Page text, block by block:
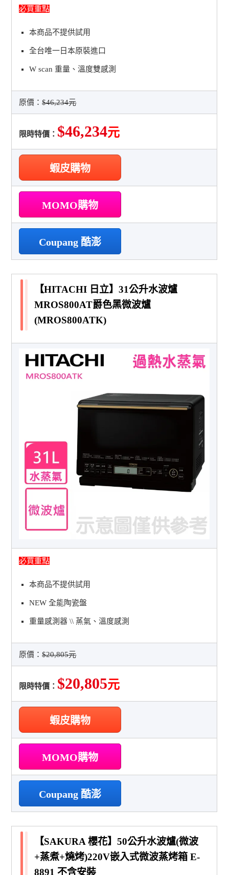
必買重點
本商品不提供試用
全台唯一日本原裝進口
W scan 重量、溫度雙感測
原價：$46,234元
限時特價： $46,234元
蝦皮購物
MOMO購物
Coupang 酷澎
【HITACHI 日立】31公升水波爐
MROS800AT爵色黑微波爐
(MROS800ATK)
必買重點
本商品不提供試用
NEW 全能陶瓷盤
重量感測器 \\ 蒸氣、溫度感測
原價：$20,805元
限時特價： $20,805元
蝦皮購物
MOMO購物
Coupang 酷澎
【SAKURA 櫻花】50公升水波爐(微波
+蒸煮+燒烤)220V嵌入式微波蒸烤箱 E-
8891 不含安裝